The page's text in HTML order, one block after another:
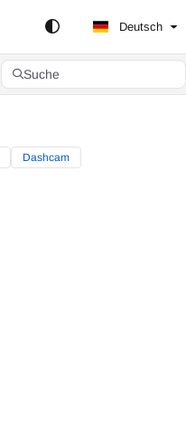
Deutsch
Suche
Dashcam